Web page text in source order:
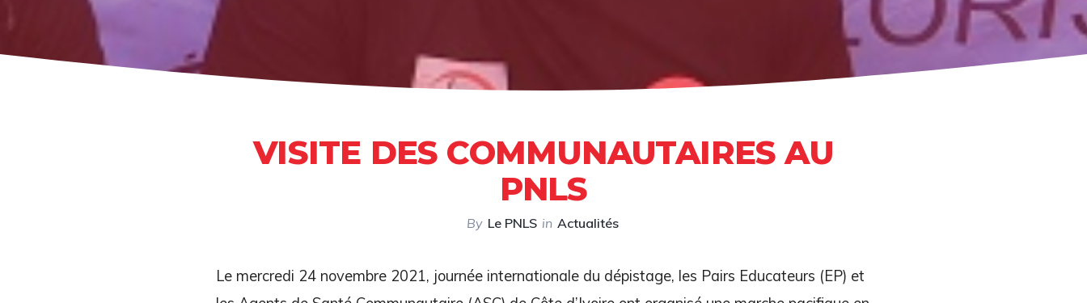
VISITE DES COMMUNAUTAIRES AU
PNLS
By Le PNLS in Actualités
Le mercredi 24 novembre 2021, journée internationale du dépistage, les Pairs Educateurs (EP) et